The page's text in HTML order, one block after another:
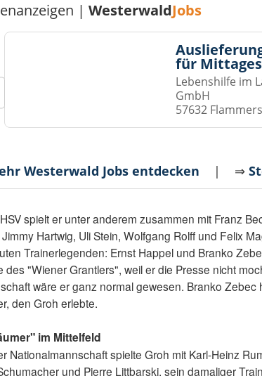
|WesterwaldJobs
für
Lebenshilfe im
GmbH
57632
Westerwald Jobs entdecken | ⇒
spielt er unter anderem zusammen mit Franz
Jimmy Hartwig, Uli Stein, Wolfgang Rolff und Felix
Trainerlegenden: Ernst Happel und Branko
des "Wiener Grantlers", weil er die Presse nicht
wäre er ganz normal gewesen. Branko
den Groh erlebte.
im Mittelfeld
Nationalmannschaft spielte Groh mit Karl-Heinz
und Pierre Littbarski, sein damaliger